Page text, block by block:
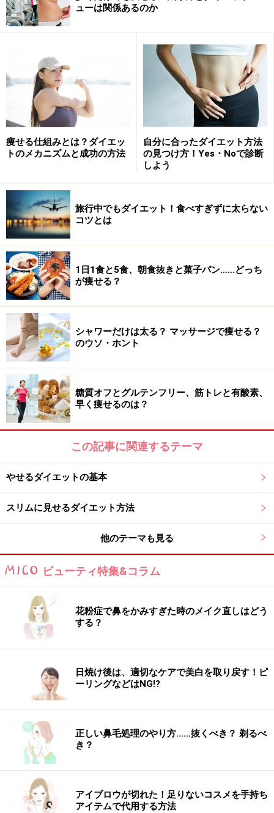
生理前は太るのではなく、体内の「水分」
で2kg前後増える
炭水化物や甘いものを急激に欲してしまい、体重も増加。自
己嫌悪に陥る女性は多いはず。
生理前の食べ過ぎで脂肪がついて太ってしまった……と思
いがちですが、ホルモンの関係で体内の「水分量」が増
えることで一時的に体重が増加します。「体脂肪」が増
えて太るわけではありません。
ちなみに、この時期に増える体内の水分量は
2000mlにも
なるといわれているので、2kg前後＝1～3kg増えるのは
当然といえる
もし、生理前後に体重を計ったら
った、生理が終わっても増えた体重が戻らない場合は、
生理前の食欲増加による食べ過ぎ、生理中の気分の落ち
込みによる運動不足やストレス、生理前の便秘が解消さ
れない等が原因の可能性
「ダイエットを体重だけで考えるのは良くない！」とい
うのがダイエットガイドとしての意見ですので、ふだん
から体重だけではなく、体脂肪を計る習慣もつけるのが
オススメ
です。
大事なのは、毎日できるだけ同じ時間帯、同じ条件で体
脂肪を計る習慣をつけること。夜の入浴から2時間後ぐ
らいの寝る前は、体内の水分量が一番安定しているとい
われていますので、この時間帯に測る習慣を持つのも良
いでしょう。
そうすれば
生理前は女性ホルモンや月経前症候群
（PMS）の影響で体重が増える
心と体に起こるトラブルは、女性ホルモン「黄体ホルモン」
によるもの
ューは関係あるのか
痩せる仕組みとは？ダイエッ
トのメカニズムと成功の方法
自分に合ったダイエット方法
の見つけ方！Yes・Noで診断
しよう
旅行中でもダイエット！食べすぎずに太らない
コツとは
1日1食と5食、朝食抜きと菓子パン……どっち
が痩せる？
シャワーだけは太る？ マッサージで痩せる？
のウソ・ホント
糖質オフとグルテンフリー、筋トレと有酸素、
早く痩せるのは？
この記事に関連するテーマ
やせるダイエットの基本
スリムに見せるダイエット方法
他のテーマも見る
ビューティ特集&コラム
花粉症で鼻をかみすぎた時のメイク直しはどう
する？
日焼け後は、適切なケアで美白を取り戻す！ピ
ーリングなどはNG!?
正しい鼻毛処理のやり方……抜くべき？ 剃るべ
き？
アイブロウが切れた！足りないコスメを手持ち
アイテムで代用する方法